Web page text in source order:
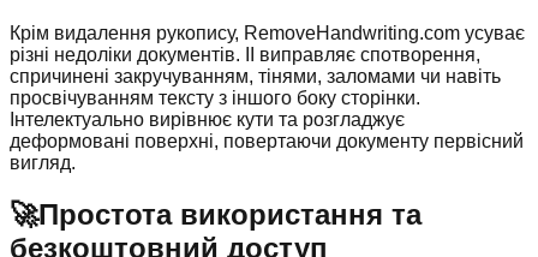
Крім видалення рукопису, RemoveHandwriting.com усуває
різні недоліки документів. ІІ виправляє спотворення,
спричинені закручуванням, тінями, заломами чи навіть
просвічуванням тексту з іншого боку сторінки.
Інтелектуально вирівнює кути та розгладжує
деформовані поверхні, повертаючи документу первісний
вигляд.
🚀Простота використання та
безкоштовний доступ